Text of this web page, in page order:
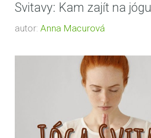
Svitavy: Kam zajít na jógu
autor: Anna Macurová